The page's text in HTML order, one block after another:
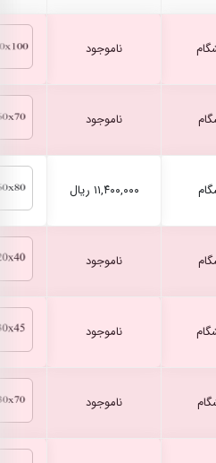
ناموجود
ناموجود
۱۱,۴۰۰,۰۰۰ ریال
ناموجود
ناموجود
ناموجود